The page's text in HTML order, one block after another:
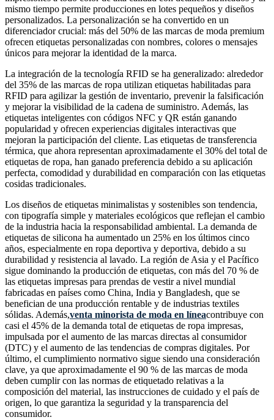
mismo tiempo permite producciones en lotes pequeños y diseños
personalizados. La personalización se ha convertido en un
diferenciador crucial: más del 50% de las marcas de moda premium
ofrecen etiquetas personalizadas con nombres, colores o mensajes
únicos para mejorar la identidad de la marca.
La integración de la tecnología RFID se ha generalizado: alrededor
del 35% de las marcas de ropa utilizan etiquetas habilitadas para
RFID para agilizar la gestión de inventario, prevenir la falsificación
y mejorar la visibilidad de la cadena de suministro. Además, las
etiquetas inteligentes con códigos NFC y QR están ganando
popularidad y ofrecen experiencias digitales interactivas que
mejoran la participación del cliente. Las etiquetas de transferencia
térmica, que ahora representan aproximadamente el 30% del total de
etiquetas de ropa, han ganado preferencia debido a su aplicación
perfecta, comodidad y durabilidad en comparación con las etiquetas
cosidas tradicionales.
Los diseños de etiquetas minimalistas y sostenibles son tendencia,
con tipografía simple y materiales ecológicos que reflejan el cambio
de la industria hacia la responsabilidad ambiental. La demanda de
etiquetas de silicona ha aumentado un 25% en los últimos cinco
años, especialmente en ropa deportiva y deportiva, debido a su
durabilidad y resistencia al lavado. La región de Asia y el Pacífico
sigue dominando la producción de etiquetas, con más del 70 % de
las etiquetas impresas para prendas de vestir a nivel mundial
fabricadas en países como China, India y Bangladesh, que se
benefician de una producción rentable y de industrias textiles
sólidas. Además,venta minorista de moda en líneacontribuye con
casi el 45% de la demanda total de etiquetas de ropa impresas,
impulsada por el aumento de las marcas directas al consumidor
(DTC) y el aumento de las tendencias de compras digitales. Por
último, el cumplimiento normativo sigue siendo una consideración
clave, ya que aproximadamente el 90 % de las marcas de moda
deben cumplir con las normas de etiquetado relativas a la
composición del material, las instrucciones de cuidado y el país de
origen, lo que garantiza la seguridad y la transparencia del
consumidor.